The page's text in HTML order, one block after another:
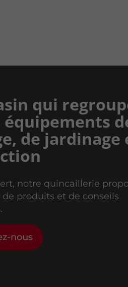
qui
équipements
de jardinage
notre quincaillerie
produits et de conseils
nous